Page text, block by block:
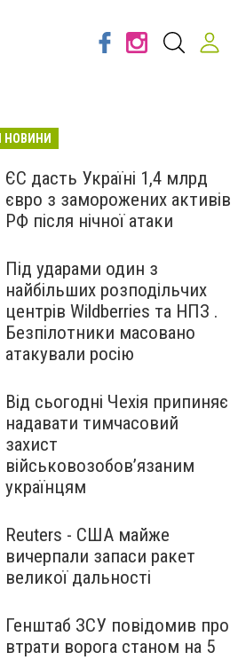
НОВИНИ
ЄС дасть Україні 1,4 млрд
євро з заморожених активів
РФ після нічної атаки
Під ударами один з
найбільших розподільчих
центрів Wildberries та НПЗ .
Безпілотники масовано
атакували росію
Від сьогодні Чехія припиняє
надавати тимчасовий
захист
військовозобов’язаним
українцям
Reuters - США майже
вичерпали запаси ракет
великої дальності
Генштаб ЗСУ повідомив про
втрати ворога станом на 5